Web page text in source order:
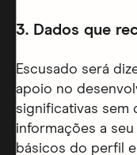
3. Dados que
Escusado será
apoio no
significativas sem
informações a
básicos do perfil